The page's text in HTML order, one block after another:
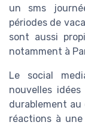
un sms
périodes de
sont aussi
notamment à
Le social
nouvelles
durablement au
réactions à